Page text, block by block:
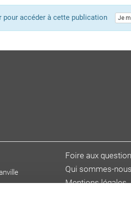
pour accéder à cette publication Je
Foire aux
Qui sommes-nous
Mentions légales